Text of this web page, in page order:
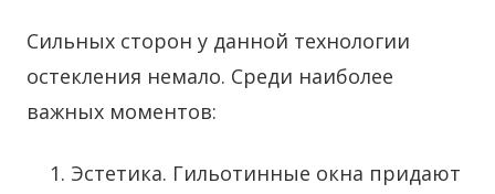
Сильных сторон у данной технологии
остекления немало. Среди наиболее
важных моментов:
Эстетика. Гильотинные окна придают